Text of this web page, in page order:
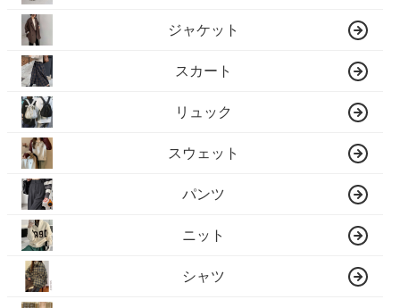
ジャケット
スカート
リュック
スウェット
パンツ
ニット
シャツ